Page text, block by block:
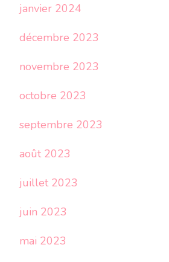
janvier 2024
décembre 2023
novembre 2023
octobre 2023
septembre 2023
août 2023
juillet 2023
juin 2023
mai 2023